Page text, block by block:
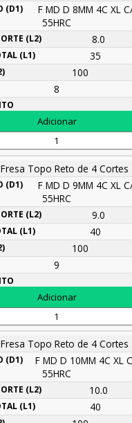
F MD D 8MM 4C XL
55HRC
8.0
35
100
8
Fresa Topo Reto de 4 Cortes
F MD D 9MM 4C XL
55HRC
9.0
40
100
9
Fresa Topo Reto de 4 Cortes
F MD D 10MM 4C XL
55HRC
10.0
40